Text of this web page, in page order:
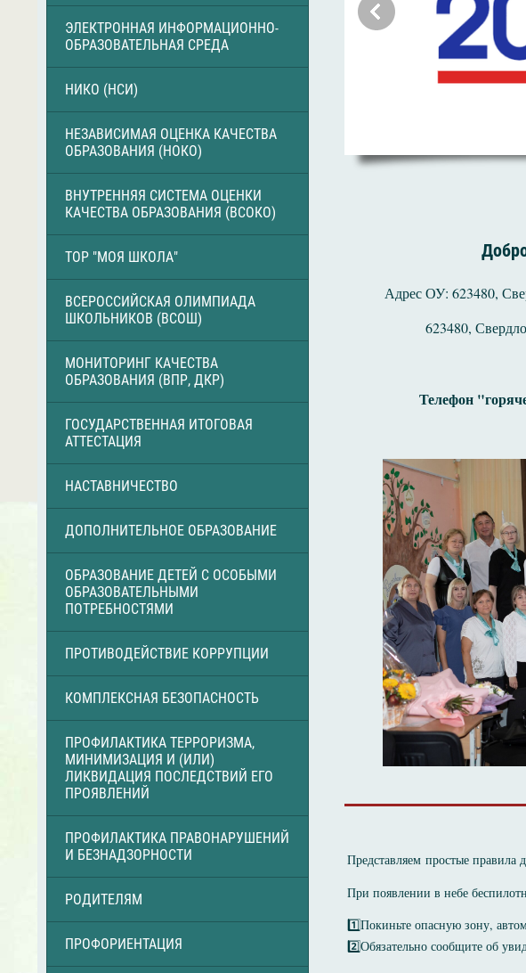
ЭЛЕКТРОННАЯ ИНФОРМАЦИОННО-
ОБРАЗОВАТЕЛЬНАЯ СРЕДА
НИКО (НСИ)
НЕЗАВИСИМАЯ ОЦЕНКА КАЧЕСТВА
ОБРАЗОВАНИЯ (НОКО)
ВНУТРЕННЯЯ СИСТЕМА ОЦЕНКИ
КАЧЕСТВА ОБРАЗОВАНИЯ (ВСОКО)
ТОР "МОЯ ШКОЛА"
ВСЕРОССИЙСКАЯ ОЛИМПИАДА
ШКОЛЬНИКОВ (ВСОШ)
МОНИТОРИНГ КАЧЕСТВА
ОБРАЗОВАНИЯ (ВПР, ДКР)
ГОСУДАРСТВЕННАЯ ИТОГОВАЯ
АТТЕСТАЦИЯ
НАСТАВНИЧЕСТВО
ДОПОЛНИТЕЛЬНОЕ ОБРАЗОВАНИЕ
ОБРАЗОВАНИЕ ДЕТЕЙ С ОСОБЫМИ
ОБРАЗОВАТЕЛЬНЫМИ
ПОТРЕБНОСТЯМИ
ПРОТИВОДЕЙСТВИЕ КОРРУПЦИИ
КОМПЛЕКСНАЯ БЕЗОПАСНОСТЬ
ПРОФИЛАКТИКА ТЕРРОРИЗМА,
МИНИМИЗАЦИЯ И (ИЛИ)
ЛИКВИДАЦИЯ ПОСЛЕДСТВИЙ ЕГО
ПРОЯВЛЕНИЙ
ПРОФИЛАКТИКА ПРАВОНАРУШЕНИЙ
И БЕЗНАДЗОРНОСТИ
РОДИТЕЛЯМ
ПРОФОРИЕНТАЦИЯ
Адрес ОУ: 623480,
623480,
Телефон
Представляем простые правила
При появлении в небе
1️⃣Покиньте опасную зону,
2️⃣Обязательно сообщите об